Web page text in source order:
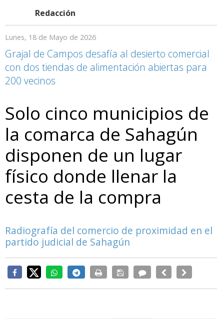
Redacción
Lunes, 18 de Mayo de 2026
Grajal de Campos desafía al desierto comercial
con dos tiendas de alimentación abiertas para
200 vecinos
Solo cinco municipios de
la comarca de Sahagún
disponen de un lugar
físico donde llenar la
cesta de la compra
Radiografía del comercio de proximidad en el
partido judicial de Sahagún